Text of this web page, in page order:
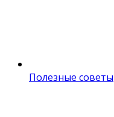
Полезные советы